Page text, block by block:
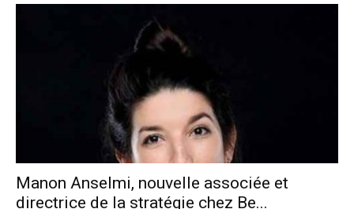
Manon Anselmi, nouvelle associée et
directrice de la stratégie chez Be...